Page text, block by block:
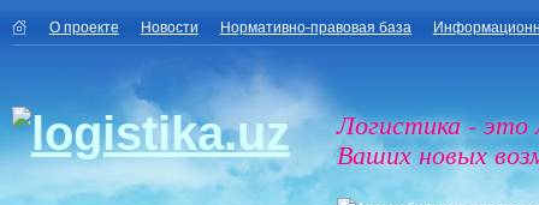
О проекте Новости Нормативно-правовая база
Логистика - это
Ваших новых